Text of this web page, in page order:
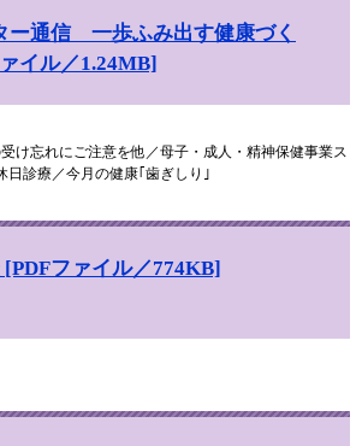
ー通信 一歩ふみ出す健康づく
イル／1.24MB]
け忘れにご注意を他／母子・成人・精神保健事業ス
日診療／今月の健康｢歯ぎしり｣
ファイル／774KB]